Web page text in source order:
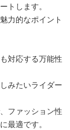
トします。
力的なポイント
対応する万能性
みたいライダー
ファッション性
最適です。